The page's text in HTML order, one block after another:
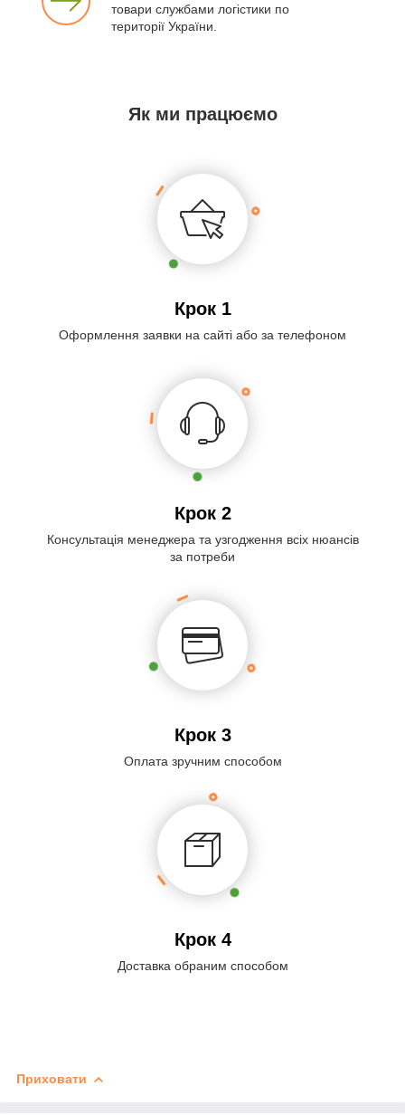
товари службами логістики по
території України.
Як ми працюємо
Крок 1
Оформлення заявки на сайті або за телефоном
Крок 2
Консультація менеджера та узгодження всіх нюансів
за потреби
Крок 3
Оплата зручним способом
Крок 4
Доставка обраним способом
Приховати